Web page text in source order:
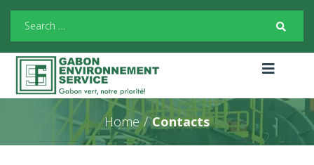
Home / Contacts